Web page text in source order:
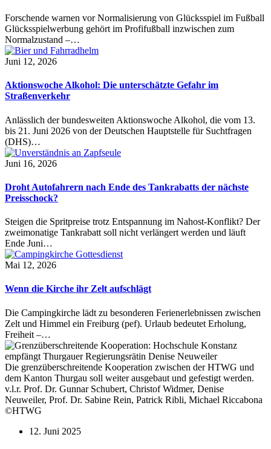
Forschende warnen vor Normalisierung von Glücksspiel im Fußball
Glücksspielwerbung gehört im Profifußball inzwischen zum
Normalzustand –…
Juni 12, 2026
Aktionswoche Alkohol: Die unterschätzte Gefahr im
Straßenverkehr
Anlässlich der bundesweiten Aktionswoche Alkohol, die vom 13.
bis 21. Juni 2026 von der Deutschen Hauptstelle für Suchtfragen
(DHS)…
Juni 16, 2026
Droht Autofahrern nach Ende des Tankrabatts der nächste
Preisschock?
Steigen die Spritpreise trotz Entspannung im Nahost-Konflikt? Der
zweimonatige Tankrabatt soll nicht verlängert werden und läuft
Ende Juni…
Mai 12, 2026
Wenn die Kirche ihr Zelt aufschlägt
Die Campingkirche lädt zu besonderen Ferienerlebnissen zwischen
Zelt und Himmel ein Freiburg (pef). Urlaub bedeutet Erholung,
Freiheit –…
Die grenzüberschreitende Kooperation zwischen der HTWG und
dem Kanton Thurgau soll weiter ausgebaut und gefestigt werden.
v.l.r. Prof. Dr. Gunnar Schubert, Christof Widmer, Denise
Neuweiler, Prof. Dr. Sabine Rein, Patrick Ribli, Michael Riccabona
©HTWG
12. Juni 2025